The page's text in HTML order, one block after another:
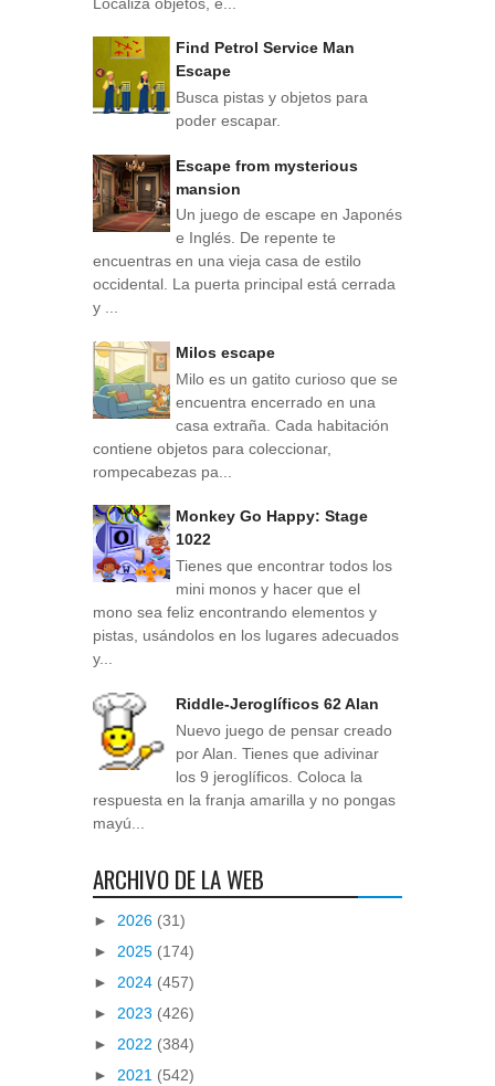
Find Petrol Service Man
Escape
Busca pistas y objetos para
poder escapar.
Escape from mysterious
mansion
Un juego de escape en Japonés
e Inglés. De repente te
encuentras en una vieja casa de estilo
occidental. La puerta principal está cerrada
y ...
Milos escape
Milo es un gatito curioso que se
encuentra encerrado en una
casa extraña. Cada habitación
contiene objetos para coleccionar,
rompecabezas pa...
Monkey Go Happy: Stage
1022
Tienes que encontrar todos los
mini monos y hacer que el
mono sea feliz encontrando elementos y
pistas, usándolos en los lugares adecuados
y...
Riddle-Jeroglíficos 62 Alan
Nuevo juego de pensar creado
por Alan. Tienes que adivinar
los 9 jeroglíficos. Coloca la
respuesta en la franja amarilla y no pongas
mayú...
ARCHIVO DE LA WEB
► 2026 (31)
► 2025 (174)
► 2024 (457)
► 2023 (426)
► 2022 (384)
► 2021 (542)